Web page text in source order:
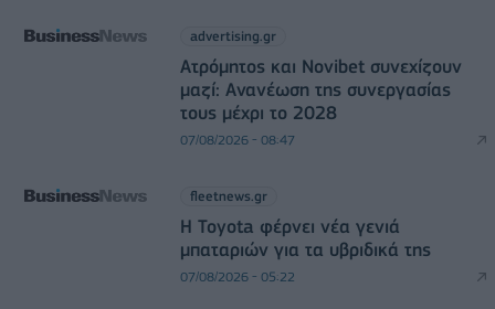
advertising.gr
Ατρόμητος και Novibet συνεχίζουν
μαζί: Ανανέωση της συνεργασίας
τους μέχρι το 2028
07/08/2026 - 08:47
fleetnews.gr
Η Toyota φέρνει νέα γενιά
μπαταριών για τα υβριδικά της
07/08/2026 - 05:22